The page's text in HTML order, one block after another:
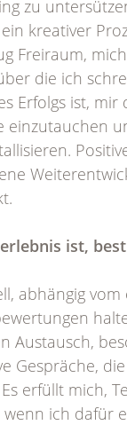
zu
kreativer
Freiraum,
die ich
Erfolgs ist, mir
einzutauchen
ist,
abhängig vom
Austausch,
Gespräche,
erfüllt mich,
wenn ich dafür